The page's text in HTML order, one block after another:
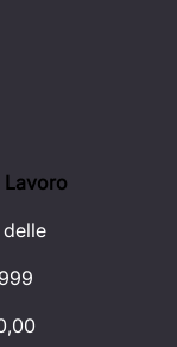
Lavoro
delle